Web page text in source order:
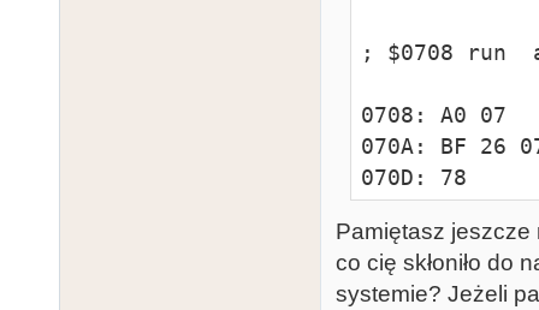
Pamiętasz jeszcze
co cię skłoniło do
systemie? Jeżeli